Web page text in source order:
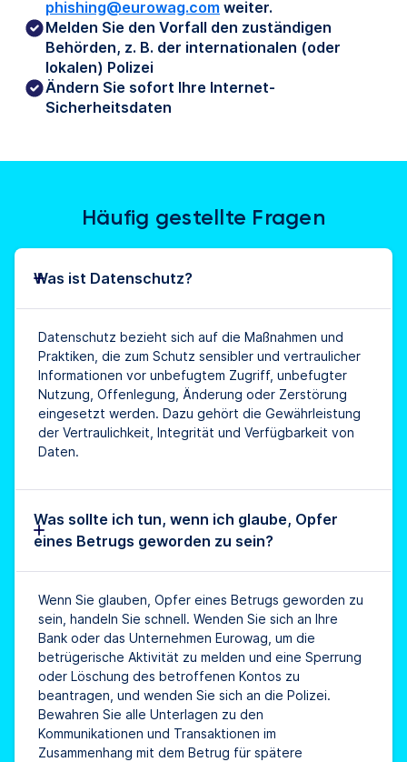
phishing@eurowag.com weiter.
Melden Sie den Vorfall den zuständigen
Behörden, z. B. der internationalen (oder
lokalen) Polizei
Ändern Sie sofort Ihre Internet-
Sicherheitsdaten
Häufig gestellte Fragen
Was ist Datenschutz?
Datenschutz bezieht sich auf die Maßnahmen und
Praktiken, die zum Schutz sensibler und vertraulicher
Informationen vor unbefugtem Zugriff, unbefugter
Nutzung, Offenlegung, Änderung oder Zerstörung
eingesetzt werden. Dazu gehört die Gewährleistung
der Vertraulichkeit, Integrität und Verfügbarkeit von
Daten.
Was sollte ich tun, wenn ich glaube, Opfer
eines Betrugs geworden zu sein?
Wenn Sie glauben, Opfer eines Betrugs geworden zu
sein, handeln Sie schnell. Wenden Sie sich an Ihre
Bank oder das Unternehmen Eurowag, um die
betrügerische Aktivität zu melden und eine Sperrung
oder Löschung des betroffenen Kontos zu
beantragen, und wenden Sie sich an die Polizei.
Bewahren Sie alle Unterlagen zu den
Kommunikationen und Transaktionen im
Zusammenhang mit dem Betrug für spätere